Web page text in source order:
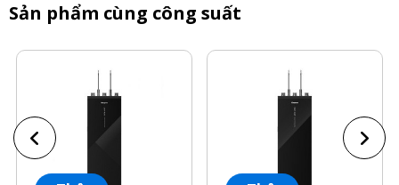
Sản phẩm cùng công suất